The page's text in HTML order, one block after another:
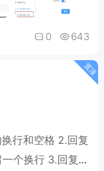
0 643
置顶
3.回复内